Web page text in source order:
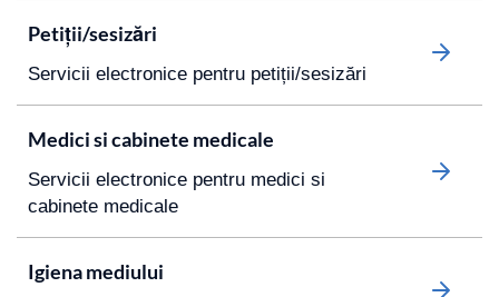
Petiții/sesizări
Servicii electronice pentru petiții/sesizări
Medici si cabinete medicale
Servicii electronice pentru medici si
cabinete medicale
Igiena mediului